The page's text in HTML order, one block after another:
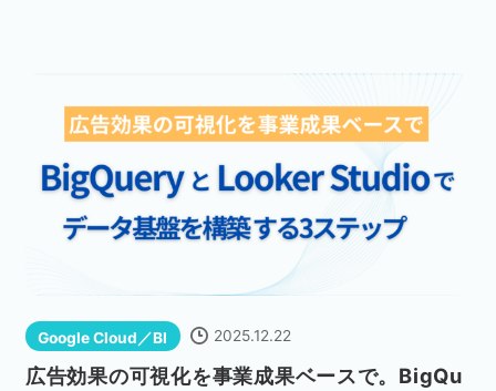
アドテクノロジー 広告クリエイティブ
Webサイト構築 EC
Google Cloud／BI 2025.12.22
広告効果の可視化を事業成果ベースで。BigQu